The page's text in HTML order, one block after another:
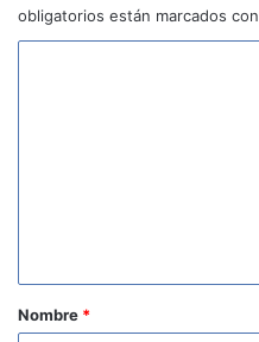
obligatorios están marcados con
rNombre *